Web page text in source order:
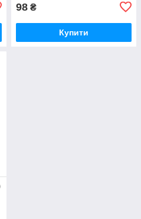
98 ₴
Купити